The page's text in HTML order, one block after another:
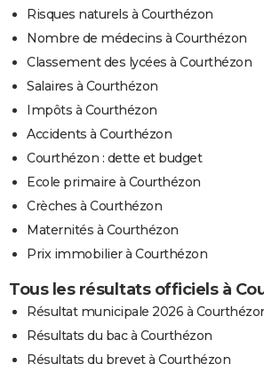
Risques naturels à Courthézon
Nombre de médecins à Courthézon
Classement des lycées à Courthézon
Salaires à Courthézon
Impôts à Courthézon
Accidents à Courthézon
Courthézon : dette et budget
Ecole primaire à Courthézon
Crèches à Courthézon
Maternités à Courthézon
Prix immobilier à Courthézon
Tous les résultats officiels à
Résultat municipale 2026 à
Résultats du bac à Courthézon
Résultats du brevet à Courthézon